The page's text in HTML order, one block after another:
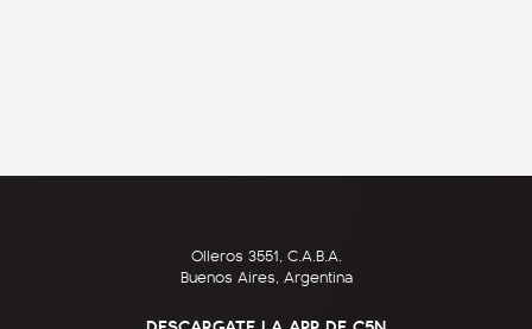
Olleros 3551, C.A.B.A.
Buenos Aires, Argentina